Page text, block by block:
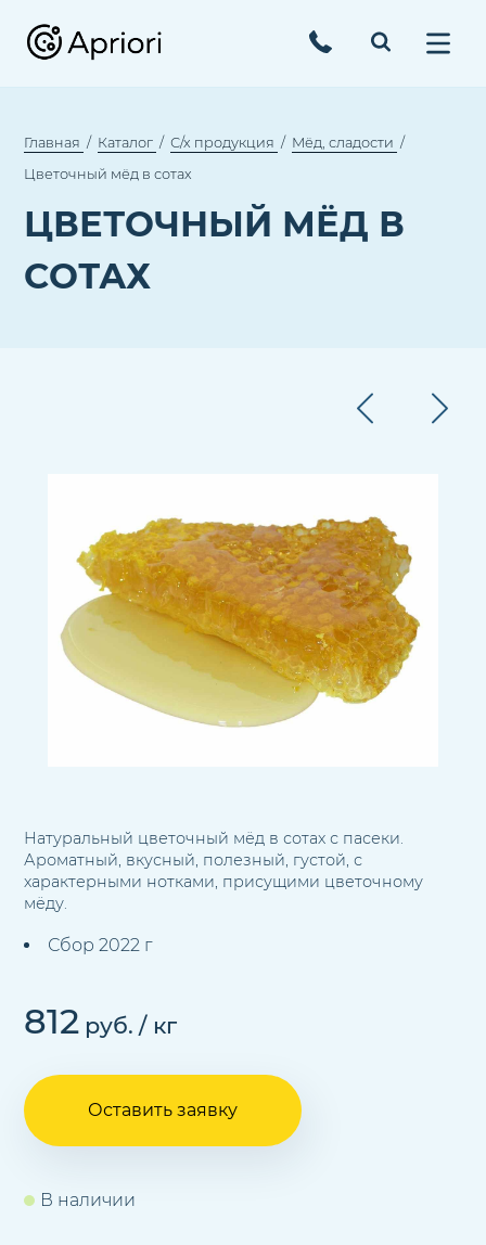
Главная Каталог С/х продукция
Мёд, сладости
Цветочный мёд в сотах
ЦВЕТОЧНЫЙ МЁД В
СОТАХ
Натуральный цветочный мёд в сотах с пасеки.
Ароматный, вкусный, полезный, густой, с
характерными нотками, присущими цветочному
мёду.
Сбор 2022 г
812 руб. / кг
Оставить заявку
В наличии